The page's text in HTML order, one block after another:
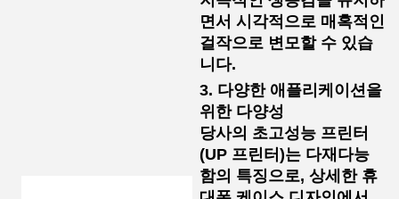
면서 시각적으로 매혹적인
걸작으로 변모할 수 있습
니다.
3. 다양한 애플리케이션을
위한 다양성
당사의 초고성능 프린터
(UP 프린터)는 다재다능
함의 특징으로, 상세한 휴